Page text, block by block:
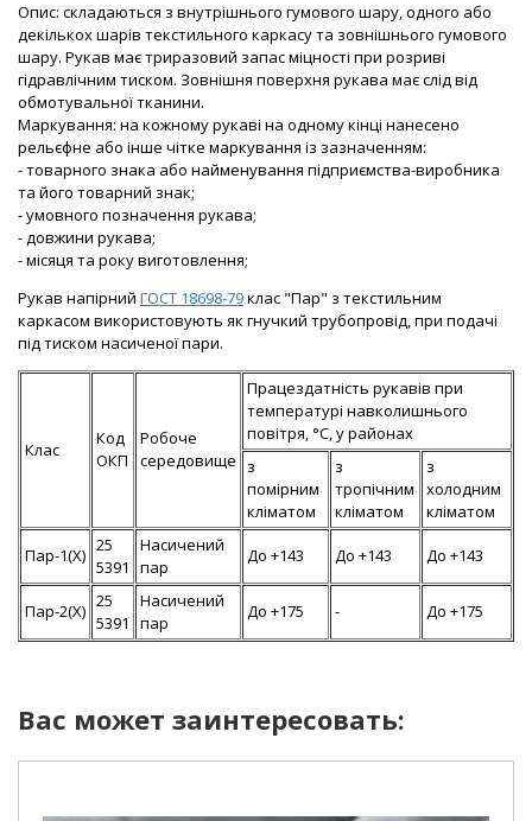
Опис: складаються з внутрішнього гумового шару, одного або
декількох шарів текстильного каркасу та зовнішнього гумового
шару. Рукав має триразовий запас міцності при розриві
гідравлічним тиском. Зовнішня поверхня рукава має слід від
обмотувальної тканини.
Маркування: на кожному рукаві на одному кінці нанесено
рельєфне або інше чітке маркування із зазначенням:
- товарного знака або найменування підприємства-виробника
та його товарний знак;
- умовного позначення рукава;
- довжини рукава;
- місяця та року виготовлення;
Рукав напірний ГОСТ 18698-79клас "Пар" з текстильним
каркасом використовують як гнучкий трубопровід, при подачі
під тиском насиченої пари.
Клас
Код
ОКП
Робоче
середовище
Працездатність рукавів при
температурі навколишнього
повітря, °С, у районах
з
помірним
кліматом
з
тропічним
кліматом
з
холодним
кліматом
Пар-1(X) 25
5391
Насичений
пар
До +143 До +143 До +143
Пар-2(X) 25
5391
Насичений
пар
До +175 - До +175
Вас может заинтересовать: